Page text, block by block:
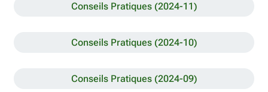
Conseils Pratiques (2024-11)
Conseils Pratiques (2024-10)
Conseils Pratiques (2024-09)